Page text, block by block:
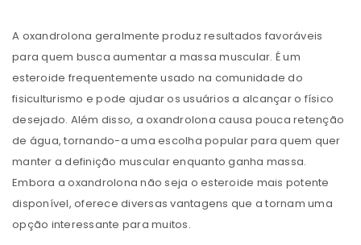
A oxandrolona geralmente produz resultados favoráveis ​​
para quem busca aumentar a massa muscular. É um
esteroide frequentemente usado na comunidade do
fisiculturismo e pode ajudar os usuários a alcançar o físico
desejado. Além disso, a oxandrolona causa pouca retenção
de água, tornando-a uma escolha popular para quem quer
manter a definição muscular enquanto ganha massa.
Embora a oxandrolona não seja o esteroide mais potente
disponível, oferece diversas vantagens que a tornam uma
opção interessante para muitos.